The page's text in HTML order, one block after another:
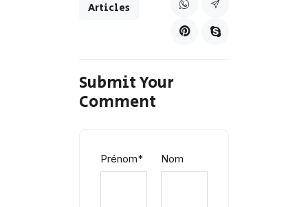
Articles
Submit Your
Comment
Prénom* Nom